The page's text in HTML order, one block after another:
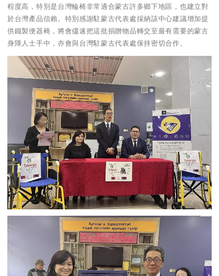
程度高，特別是台灣輪椅非常適合蒙古許多鄉下地區，也建立對
於台灣產品信賴。特別感謝駐蒙古代表處採納該中心建議增加提
供鐵製便器椅，將會儘速把這批捐贈物品轉交至最有需要的蒙古
身障人士手中，亦會與台灣駐蒙古代表處保持密切合作。